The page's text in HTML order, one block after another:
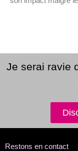
Je serai ravie
Restons en contact